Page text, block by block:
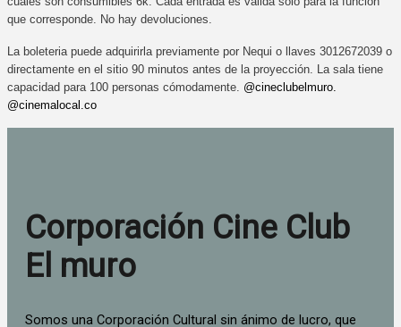
que corresponde. No hay devoluciones.
La boleteria puede adquirirla previamente por Nequi o llaves 3012672039 o
directamente en el sitio 90 minutos antes de la proyección. La sala tiene
capacidad para 100 personas cómodamente. @cineclubelmuro.
@cinemalocal.co
Corporación Cine Club
El muro
Somos una Corporación Cultural sin ánimo de lucro, que